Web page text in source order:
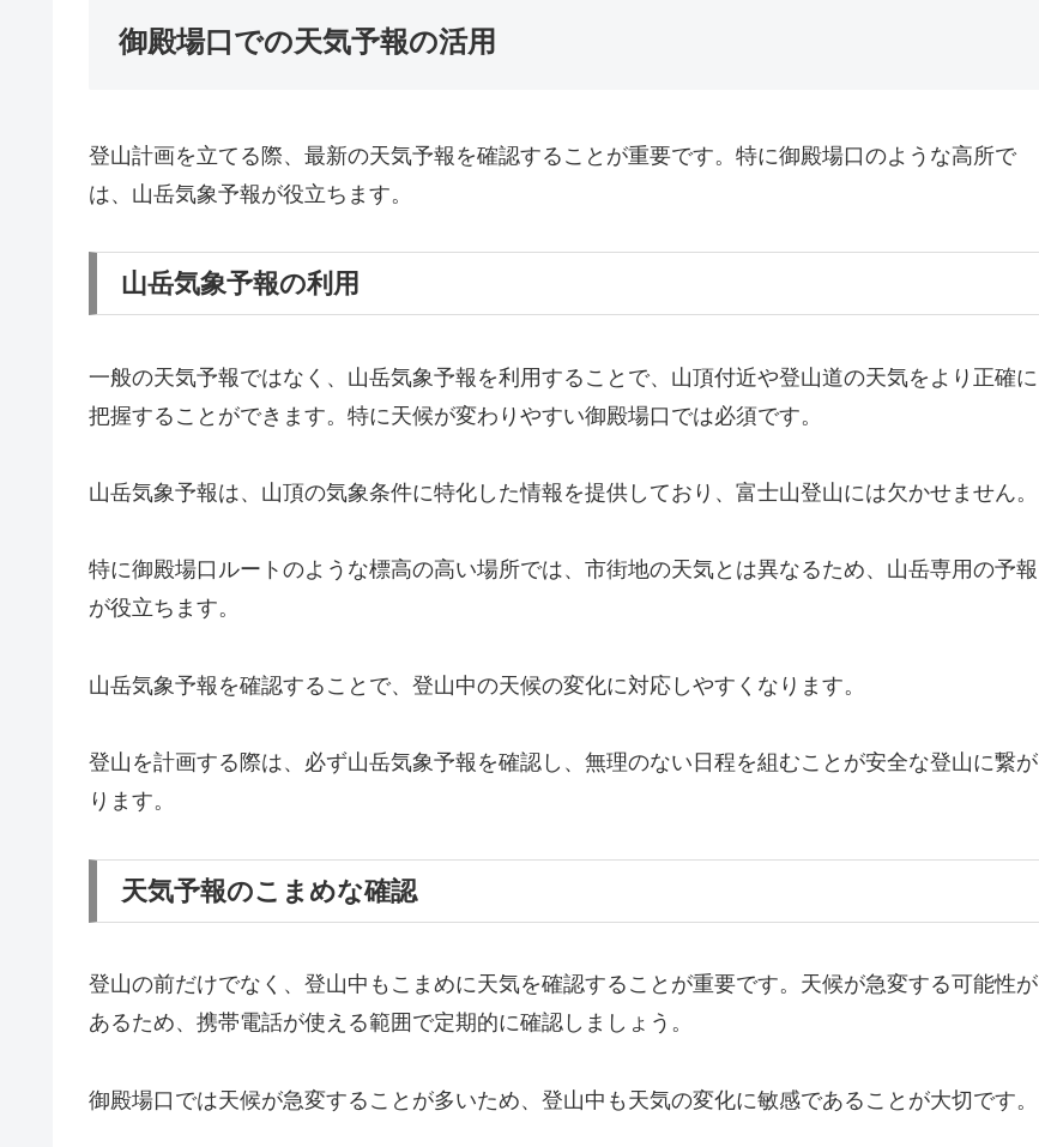
御殿場口での天気予報の活用
登山計画を立てる際、最新の天気予報を確認することが重要です。特に御殿場口のような高所で
は、山岳気象予報が役立ちます。
山岳気象予報の利用
一般の天気予報ではなく、山岳気象予報を利用することで、山頂付近や登山道の天気をより正確に
把握することができます。特に天候が変わりやすい御殿場口では必須です。
山岳気象予報は、山頂の気象条件に特化した情報を提供しており、富士山登山には欠かせません。
特に御殿場口ルートのような標高の高い場所では、市街地の天気とは異なるため、山岳専用の予報
が役立ちます。
山岳気象予報を確認することで、登山中の天候の変化に対応しやすくなります。
登山を計画する際は、必ず山岳気象予報を確認し、無理のない日程を組むことが安全な登山に繋が
ります。
天気予報のこまめな確認
登山の前だけでなく、登山中もこまめに天気を確認することが重要です。天候が急変する可能性が
あるため、携帯電話が使える範囲で定期的に確認しましょう。
御殿場口では天候が急変することが多いため、登山中も天気の変化に敏感であることが大切です。